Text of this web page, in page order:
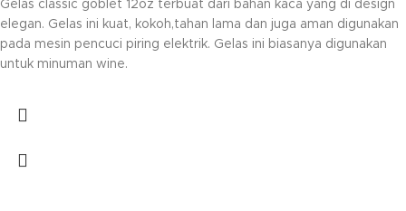
Gelas classic goblet 12oz terbuat dari bahan kaca yang di design
elegan. Gelas ini kuat, kokoh,tahan lama dan juga aman digunakan
pada mesin pencuci piring elektrik. Gelas ini biasanya digunakan
untuk minuman wine.